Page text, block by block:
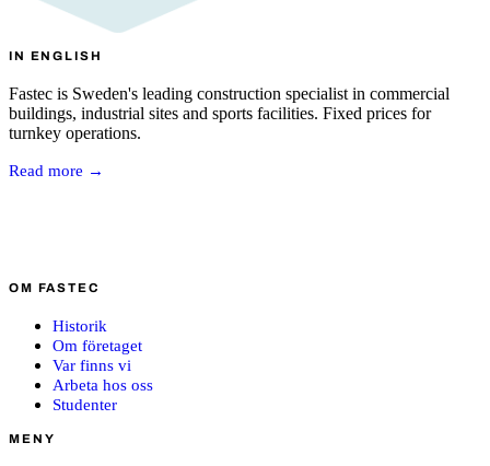
IN ENGLISH
Fastec is Sweden's leading construction specialist in commercial
buildings, industrial sites and sports facilities. Fixed prices for
turnkey operations.
Read more →
OM FASTEC
Historik
Om företaget
Var finns vi
Arbeta hos oss
Studenter
MENY